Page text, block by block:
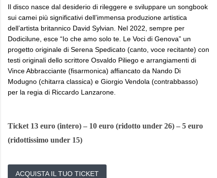
Il disco nasce dal desiderio di rileggere e sviluppare un songbook
sui camei più significativi dell’immensa produzione artistica
dell’artista britannico David Sylvian. Nel 2022, sempre per
Dodicilune, esce “Io che amo solo te. Le Voci di Genova” un
progetto originale di Serena Spedicato (canto, voce recitante) con
testi originali dello scrittore Osvaldo Piliego e arrangiamenti di
Vince Abbracciante (fisarmonica) affiancato da Nando Di
Modugno (chitarra classica) e Giorgio Vendola (contrabbasso)
per la regia di Riccardo Lanzarone.
Ticket 13 euro (intero) – 10 euro (ridotto under 26) – 5 euro
(ridottissimo under 15)
ACQUISTA IL TUO TICKET